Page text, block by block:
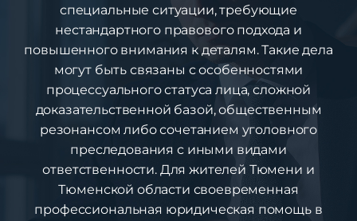
специальные ситуации, требующие
нестандартного правового подхода и
повышенного внимания к деталям. Такие дела
могут быть связаны с особенностями
процессуального статуса лица, сложной
доказательственной базой, общественным
резонансом либо сочетанием уголовного
преследования с иными видами
ответственности. Для жителей Тюмени и
Тюменской области своевременная
профессиональная юридическая помощь в